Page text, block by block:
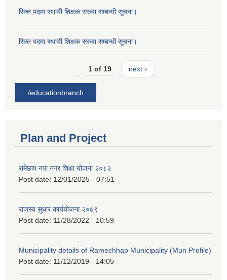
रिक्त पदमा स्थायी शिक्षक सरुवा सम्बन्धी सूचना।
रिक्त पदमा स्थायी शिक्षक सरुवा सम्बन्धी सूचना।
1 of 19 next ›
/educationbranch
Plan and Project
रामेछाप नपा नगर शिक्षा योजना २०८२
Post date: 12/01/2025 - 07:51
राजस्व सुधार कार्ययोजना २०७९
Post date: 11/28/2022 - 10:59
Municipality details of Ramechhap Municipality (Mun Profile)
Post date: 11/12/2019 - 14:05